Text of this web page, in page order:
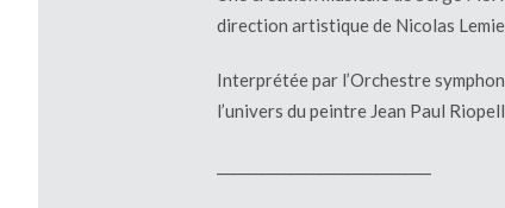
direction artistique de Nicolas
Interprétée par l’Orchestre
l’univers du peintre Jean Paul